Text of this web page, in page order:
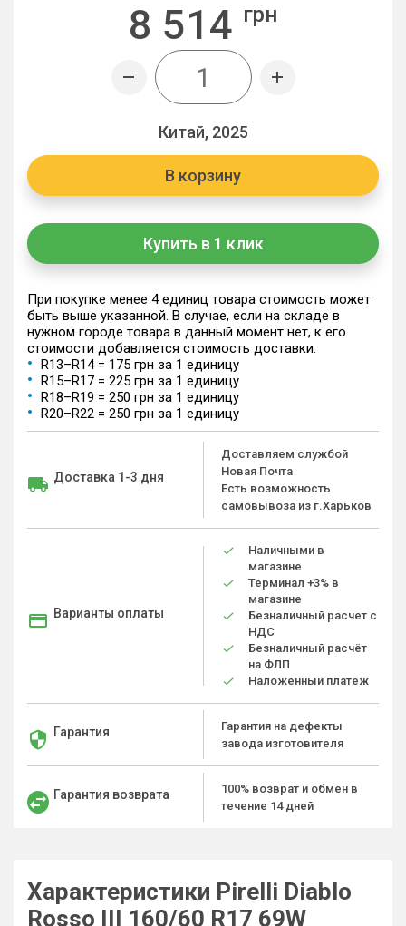
8 514 грн
Китай, 2025
В корзину
Купить в 1 клик
При покупке менее 4 единиц товара стоимость может
быть выше указанной. В случае, если на складе в
нужном городе товара в данный момент нет, к его
стоимости добавляется стоимость доставки.
R13–R14 = 175 грн за 1 единицу
R15–R17 = 225 грн за 1 единицу
R18–R19 = 250 грн за 1 единицу
R20–R22 = 250 грн за 1 единицу
Доставка 1-3 дня
Доставляем службой
Новая Почта
Есть возможность
самовывоза из г.Харьков
Варианты оплаты
Наличными в
магазине
Терминал +3% в
магазине
Безналичный расчет с
НДС
Безналичный расчёт
на ФЛП
Наложенный платеж
Гарантия
Гарантия на дефекты
завода изготовителя
Гарантия возврата
100% возврат и обмен в
течение 14 дней
Характеристики Pirelli Diablo
Rosso III 160/60 R17 69W